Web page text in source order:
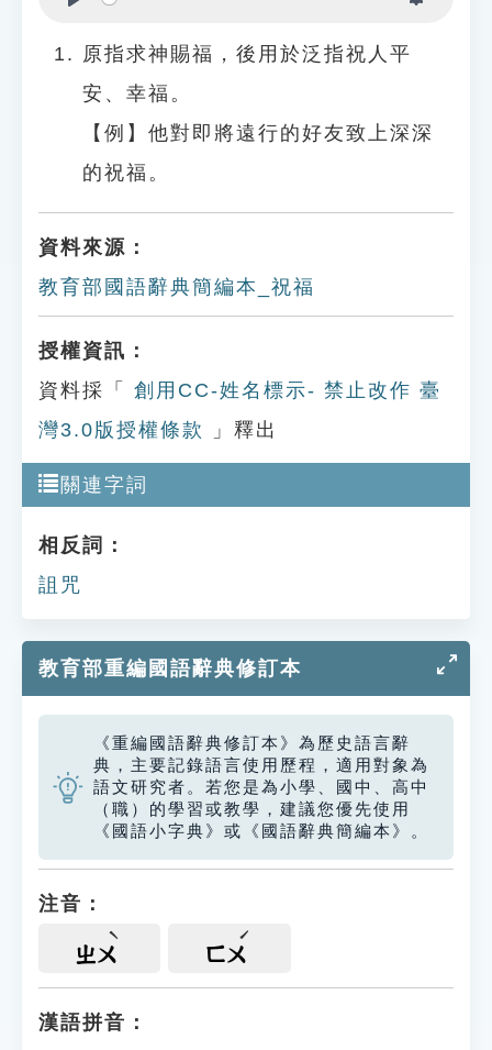
原指求神賜福，後用於泛指祝人平
安、幸福。
【例】他對即將遠行的好友致上深深
的祝福。
資料來源：
教育部國語辭典簡編本_祝福
授權資訊：
資料採「
創用CC-姓名標示- 禁止改作 臺
灣3.0版授權條款
」釋出
關連字詞
相反詞：
詛咒
教育部重編國語辭典修訂本
《重編國語辭典修訂本》為歷史語言辭
典，主要記錄語言使用歷程，適用對象為
語文研究者。若您是為小學、國中、高中
（職）的學習或教學，建議您優先使用
《國語小字典》或《國語辭典簡編本》。
注音：
ㄓㄨ ㄈㄨ
漢語拼音：